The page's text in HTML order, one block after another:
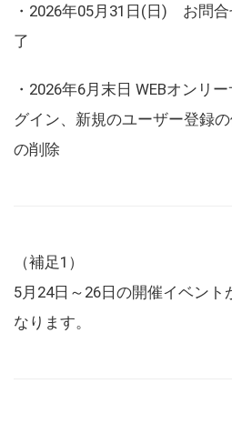
・2026年05月31日(日) お問
了
・2026年6月末日 WEBオンリ
グイン、新規のユーザー登録
の削除
（補足1）
5月24日～26日の開催イベント
なります。